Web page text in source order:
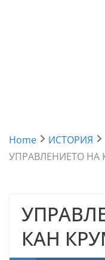
Home ИСТОРИЯ
УПРАВЛЕНИЕТО НА
КАН